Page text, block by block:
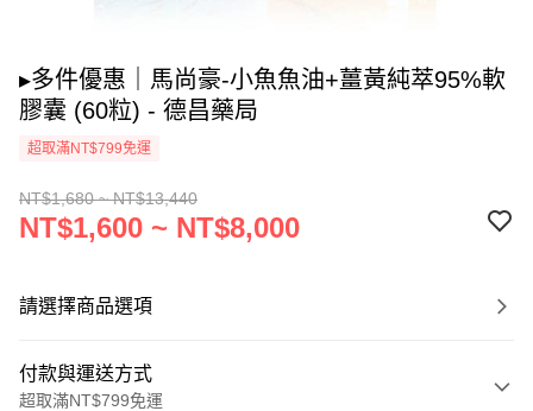
▸多件優惠｜馬尚豪-小魚魚油+薑黃純萃95%軟
膠囊 (60粒) - 德昌藥局
超取滿NT$799免運
NT$1,680 ~ NT$13,440
NT$1,600 ~ NT$8,000
請選擇商品選項
付款與運送方式
超取滿NT$799免運